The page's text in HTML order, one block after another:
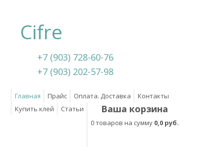
Cifre
+7 (903) 728-60-76
+7 (903) 202-57-98
Главная Прайс Оплата. Доставка
Контакты
Купить клей
Статьи Ваша корзина
0 товаров на сумму 0,0 руб.